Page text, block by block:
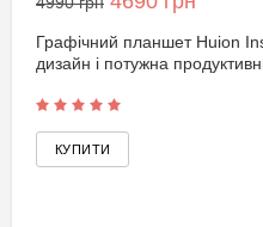
Графічний планшет Huion
дизайн і потужна